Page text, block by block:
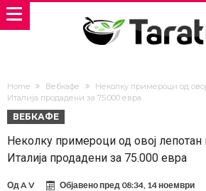
Home Вебкафе
Неколку примероци од
Италија продадени за 75.000 евра
ВЕБКАФЕ
Неколку примероци од овој лепотан
Италија продадени за 75.000 евра
ОдA V Објавено пред 08:34, 14 ноември